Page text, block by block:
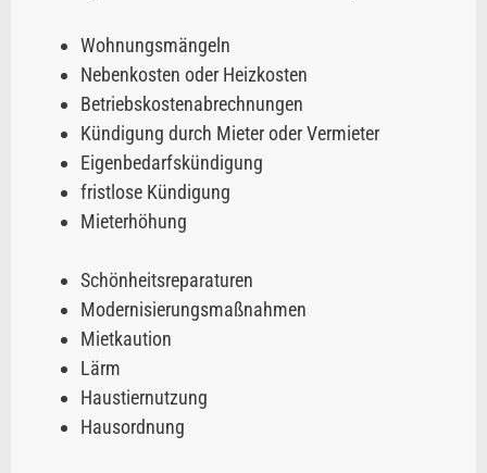
Wohnungsmängeln
Nebenkosten oder Heizkosten
Betriebskostenabrechnungen
Kündigung durch Mieter oder Vermieter
Eigenbedarfskündigung
fristlose Kündigung
Mieterhöhung
Schönheitsreparaturen
Modernisierungsmaßnahmen
Mietkaution
Lärm
Haustiernutzung
Hausordnung